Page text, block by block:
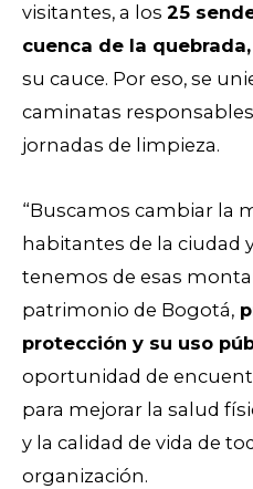
visitantes, a los 25
cuenca de la quebrada,
su cauce. Por eso, se
caminatas
jornadas de limpieza.
“Buscamos cambiar la
habitantes de la ciudad
tenemos de esas
patrimonio de Bogotá,
protección y su uso
oportunidad de
para mejorar la salud
y la calidad de vida de
organización.